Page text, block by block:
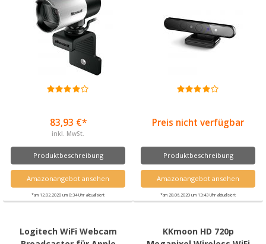
83,93 €*
inkl. MwSt.
Produktbeschreibung
Amazonangebot ansehen
*am 12.02.2020 um 0:34 Uhr aktualisiert
Preis nicht verfügbar
Produktbeschreibung
Amazonangebot ansehen
*am 28.06.2020 um 13:43 Uhr aktualisiert
Logitech WiFi Webcam
KKmoon HD 720p